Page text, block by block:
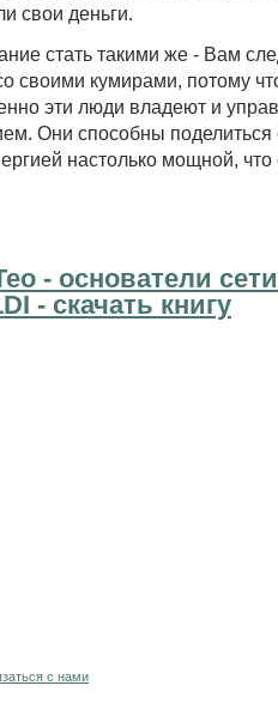
свои деньги.
стать такими же - Вам
своими кумирами, потому
эти люди владеют и
Они способны
настолько мощной,
- основатели сети
- cкачать книгу
с нами